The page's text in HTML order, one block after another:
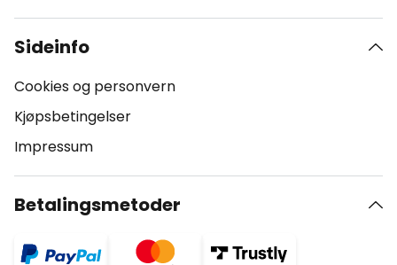
Sideinfo
Cookies og personvern
Kjøpsbetingelser
Impressum
Betalingsmetoder